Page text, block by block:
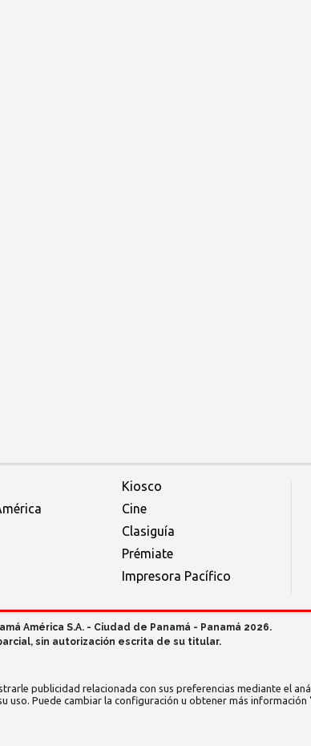
Kiosco
Cine
Clasiguía
Prémiate
Impresora Pacífico
América S.A. - Ciudad de Panamá - Panamá 2026.
sin autorización escrita de su titular.
publicidad relacionada con sus preferencias mediante el
uso. Puede cambiar la configuración u obtener más información